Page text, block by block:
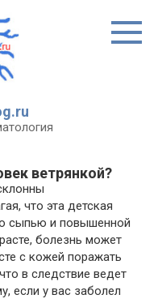
ветрянкой?
что эта детская
сыпью и повышенной
болезнь может
с кожей поражать
в следствие ведет
если у вас заболел